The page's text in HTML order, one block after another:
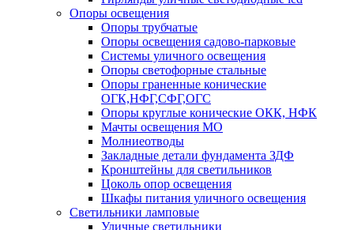
Опоры освещения
Опоры трубчатые
Опоры освещения садово-парковые
Системы уличного освещения
Опоры светофорные стальные
Опоры граненные конические
ОГК,НФГ,СФГ,ОГС
Опоры круглые конические ОКК, НФК
Мачты освещения МО
Молниеотводы
Закладные детали фундамента ЗДФ
Кронштейны для светильников
Цоколь опор освещения
Шкафы питания уличного освещения
Светильники ламповые
Уличные светильники